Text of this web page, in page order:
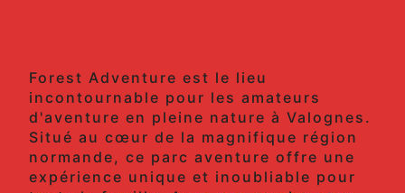
Forest Adventure est le lieu
incontournable pour les amateurs
d'aventure en pleine nature à Valognes.
Situé au cœur de la magnifique région
normande, ce parc aventure offre une
expérience unique et inoubliable pour